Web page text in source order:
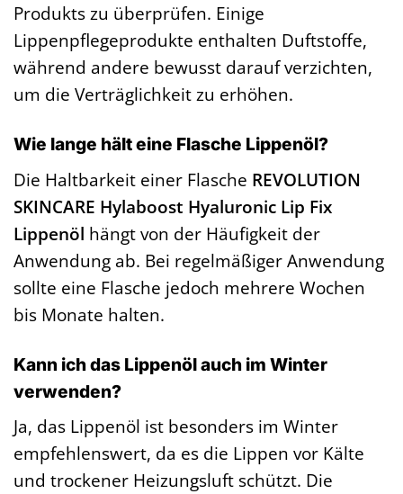
Produkts zu überprüfen. Einige
Lippenpflegeprodukte enthalten Duftstoffe,
während andere bewusst darauf verzichten,
um die Verträglichkeit zu erhöhen.
Wie lange hält eine Flasche Lippenöl?
Die Haltbarkeit einer Flasche REVOLUTION
SKINCARE Hylaboost Hyaluronic Lip Fix
Lippenöl hängt von der Häufigkeit der
Anwendung ab. Bei regelmäßiger Anwendung
sollte eine Flasche jedoch mehrere Wochen
bis Monate halten.
Kann ich das Lippenöl auch im Winter
verwenden?
Ja, das Lippenöl ist besonders im Winter
empfehlenswert, da es die Lippen vor Kälte
und trockener Heizungsluft schützt. Die